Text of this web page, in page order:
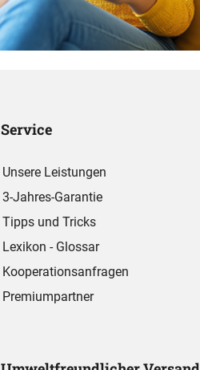
Service
Unsere Leistungen
3-Jahres-Garantie
Tipps und Tricks
Lexikon - Glossar
Kooperationsanfragen
Premiumpartner